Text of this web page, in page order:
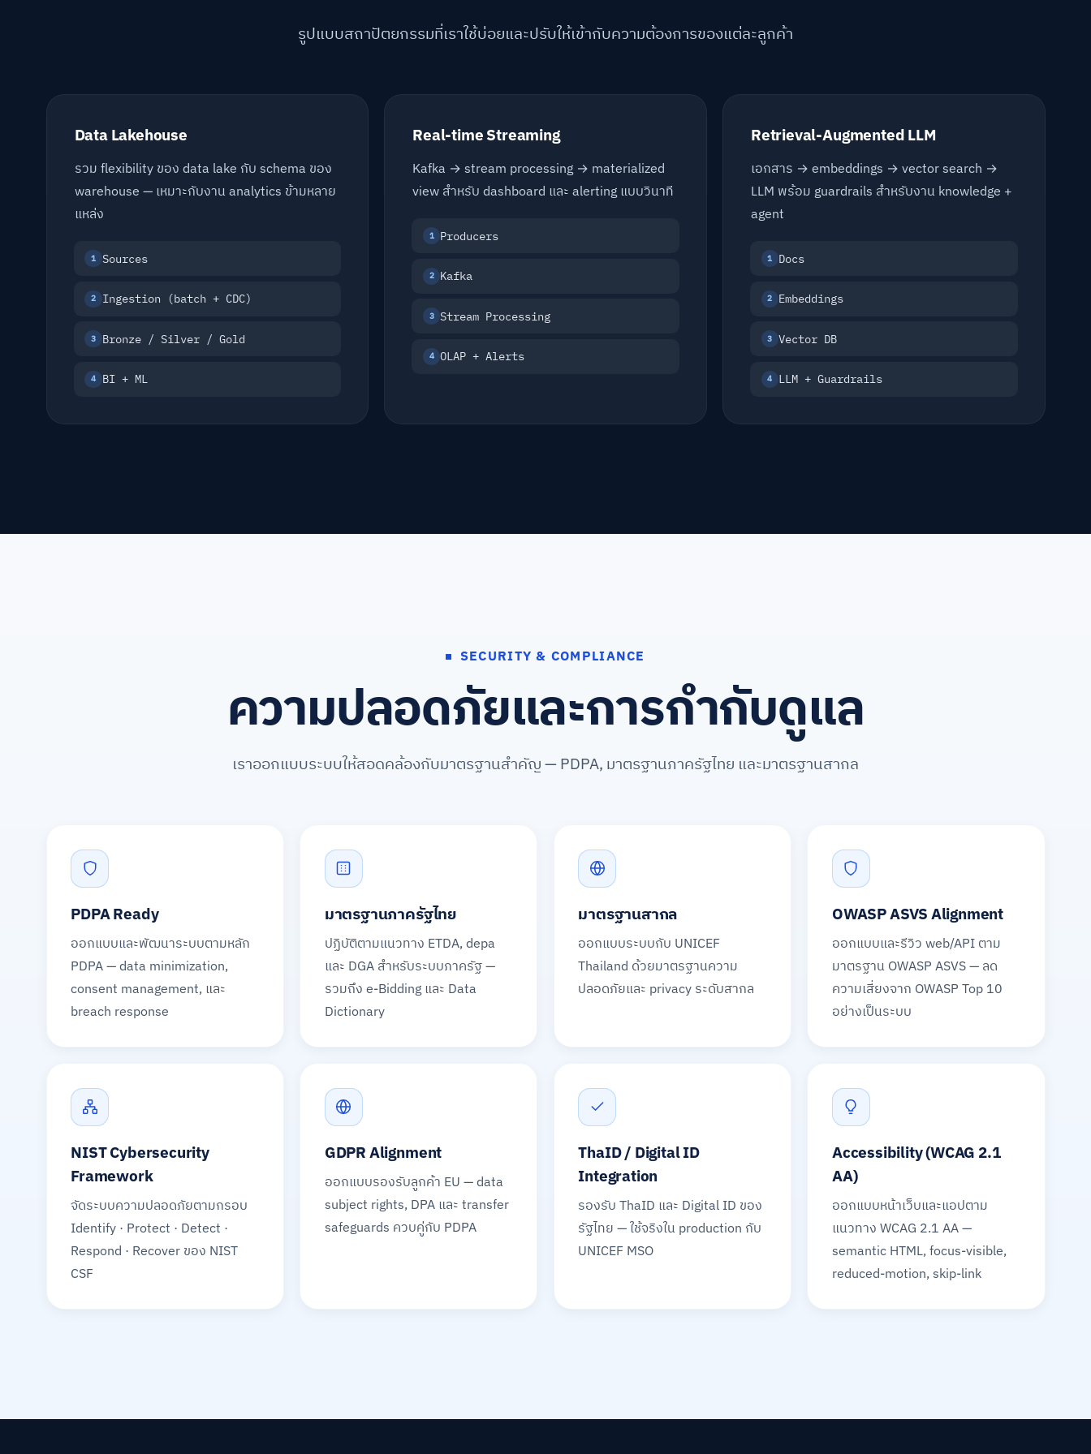
รูปแบบสถาปัตยกรรมที่เราใช้บ่อยและปรับให้เข้ากับความต้องการของแต่ละลูกค้า
Data Lakehouse
รวม flexibility ของ data lake กับ schema ของ
warehouse — เหมาะกับงาน analytics ข้ามหลาย
แหล่ง
1 Sources
2 Ingestion (batch + CDC)
3 Bronze / Silver / Gold
4 BI + ML
Real-time Streaming
Kafka → stream processing → materialized
view สำหรับ dashboard และ alerting แบบวินาที
1 Producers
2 Kafka
3 Stream Processing
4 OLAP + Alerts
Retrieval-Augmented LLM
เอกสาร → embeddings → vector search →
LLM พร้อม guardrails สำหรับงาน knowledge +
agent
1 Docs
2 Embeddings
3 Vector DB
4 LLM + Guardrails
SECURITY & COMPLIANCE
ความปลอดภัยและการกำกับดูแล
เราออกแบบระบบให้สอดคล้องกับมาตรฐานสำคัญ — PDPA, มาตรฐานภาครัฐไทย และมาตรฐานสากล
PDPA Ready
ออกแบบและพัฒนาระบบตามหลัก
PDPA — data minimization,
consent management, และ
breach response
มาตรฐานภาครัฐไทย
ปฏิบัติตามแนวทาง ETDA, depa
และ DGA สำหรับระบบภาครัฐ —
รวมถึง e-Bidding และ Data
Dictionary
มาตรฐานสากล
ออกแบบระบบกับ UNICEF
Thailand ด้วยมาตรฐานความ
ปลอดภัยและ privacy ระดับสากล
OWASP ASVS Alignment
ออกแบบและรีวิว web/API ตาม
มาตรฐาน OWASP ASVS — ลด
ความเสี่ยงจาก OWASP Top 10
อย่างเป็นระบบ
NIST Cybersecurity
Framework
จัดระบบความปลอดภัยตามกรอบ
Identify · Protect · Detect ·
Respond · Recover ของ NIST
CSF
GDPR Alignment
ออกแบบรองรับลูกค้า EU — data
subject rights, DPA และ transfer
safeguards ควบคู่กับ PDPA
ThaID / Digital ID
Integration
รองรับ ThaID และ Digital ID ของ
รัฐไทย — ใช้จริงใน production กับ
UNICEF MSO
Accessibility (WCAG 2.1
AA)
ออกแบบหน้าเว็บและแอปตาม
แนวทาง WCAG 2.1 AA —
semantic HTML, focus-visible,
reduced-motion, skip-link